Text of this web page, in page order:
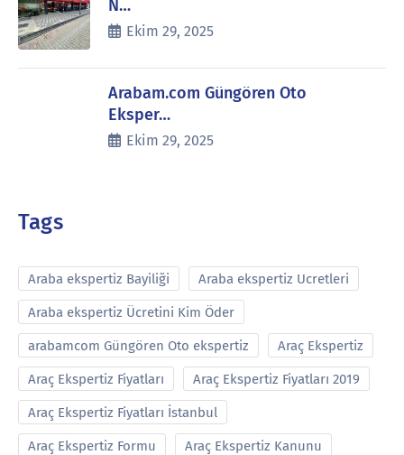
N…
Ekim 29, 2025
Arabam.com Güngören Oto
Eksper…
Ekim 29, 2025
Tags
Araba ekspertiz Bayiliği Araba ekspertiz Ucretleri
Araba ekspertiz Ücretini Kim Öder
arabamcom Güngören Oto ekspertiz Araç Ekspertiz
Araç Ekspertiz Fiyatları Araç Ekspertiz Fiyatları 2019
Araç Ekspertiz Fiyatları İstanbul
Araç Ekspertiz Formu Araç Ekspertiz Kanunu